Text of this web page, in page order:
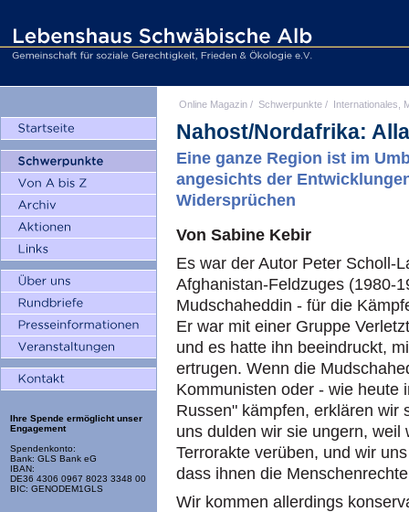
Ihre Spende ermöglicht unser
Engagement
Spendenkonto:
Bank: GLS Bank eG
IBAN:
DE36 4306 0967 8023 3348 00
BIC: GENODEM1GLS
Online Magazin / Schwerpunkte / Internationales,
Nahost/Nordafrika:
Eine ganze Region ist im
angesichts der
Widersprüchen
Von Sabine Kebir
Es war der Autor Peter Scholl-
Afghanistan-Feldzuges (1980-
Mudschaheddin - für die
Er war mit einer Gruppe
und es hatte ihn beeindruckt,
ertrugen. Wenn die
Kommunisten oder - wie heute
Russen" kämpfen, erklären wir
uns dulden wir sie ungern,
Terrorakte verüben, und wir
dass ihnen die
Wir kommen allerdings